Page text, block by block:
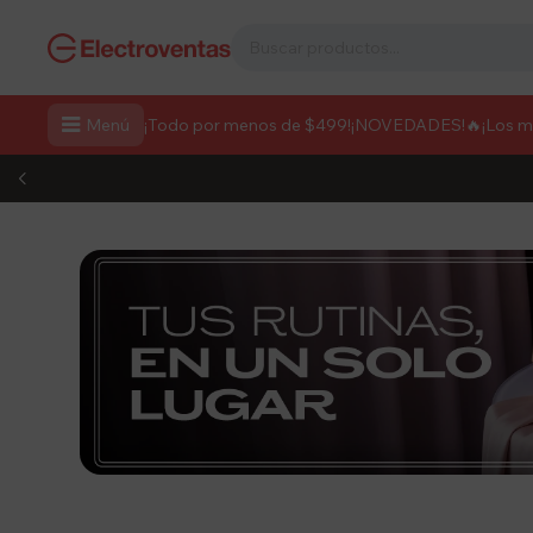
 Menú ¡Todo por menos de $499!¡NOVEDADES! 🔥¡Los